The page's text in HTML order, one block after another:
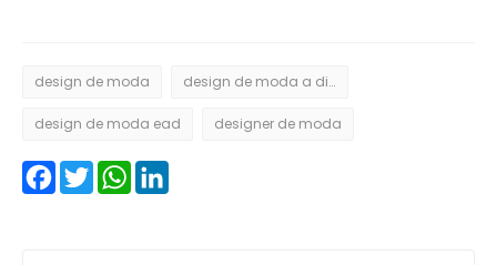
design de moda design de moda a distância
design de moda ead designer de moda
FacebookTwitterWhatsApp